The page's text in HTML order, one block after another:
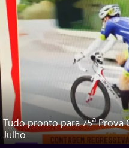
Tudo pronto para 75ª Prova
Julho